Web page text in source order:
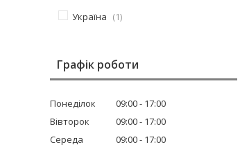
Україна 1
Графік роботи
Понеділок 09:00
17:00
Вівторок
09:00
17:00
Середа
09:00
17:00